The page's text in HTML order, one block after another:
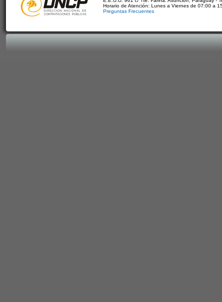
Horario de Atención: Lunes a Viernes de 07:00 a
Preguntas Frecuentes